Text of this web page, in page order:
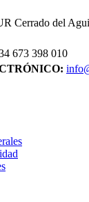
Cerrado del
673 398 010